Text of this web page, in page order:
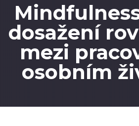
dosažení
mezi
osobním